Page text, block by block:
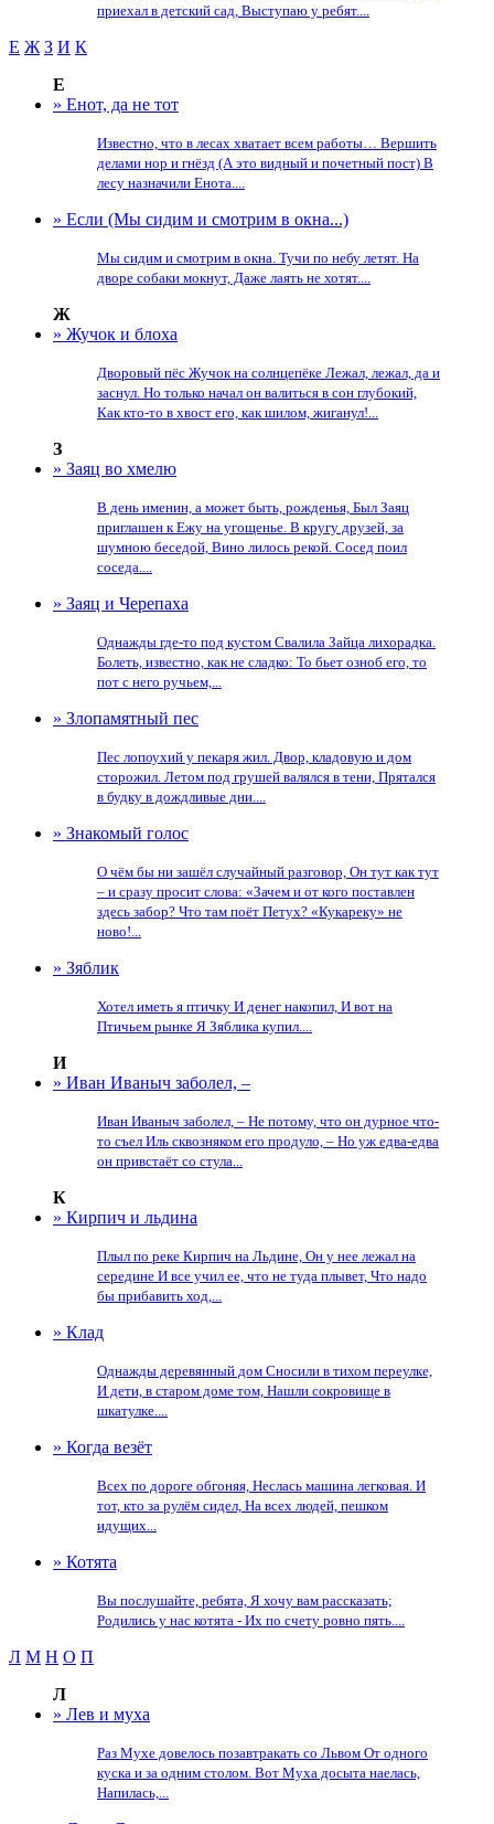
приехал в детский сад, Выступаю у ребят....
Е Ж З И К
Е
» Енот, да не тот
Известно, что в лесах хватает всем работы… Вершить
делами нор и гнёзд (А это видный и почетный пост) В
лесу назначили Енота....
» Если (Мы сидим и смотрим в окна...)
Мы сидим и смотрим в окна. Тучи по небу летят. На
дворе собаки мокнут, Даже лаять не хотят....
Ж
» Жучок и блоха
Дворовый пёс Жучок на солнцепёке Лежал, лежал, да и
заснул. Но только начал он валиться в сон глубокий,
Как кто-то в хвост его, как шилом, жиганул!...
З
» Заяц во хмелю
В день именин, а может быть, рожденья, Был Заяц
приглашен к Ежу на угощенье. В кругу друзей, за
шумною беседой, Вино лилось рекой. Сосед поил
соседа....
» Заяц и Черепаха
Однажды где-то под кустом Свалила Зайца лихорадка.
Болеть, известно, как не сладко: То бьет озноб его, то
пот с него ручьем,...
» Злопамятный пес
Пес лопоухий у пекаря жил. Двор, кладовую и дом
сторожил. Летом под грушей валялся в тени, Прятался
в будку в дождливые дни....
» Знакомый голос
О чём бы ни зашёл случайный разговор, Он тут как тут
– и сразу просит слова: «Зачем и от кого поставлен
здесь забор? Что там поёт Петух? «Кукареку» не
ново!...
» Зяблик
Хотел иметь я птичку И денег накопил, И вот на
Птичьем рынке Я Зяблика купил....
И
» Иван Иваныч заболел, –
Иван Иваныч заболел, – Не потому, что он дурное что-
то съел Иль сквозняком его продуло, – Но уж едва-едва
он привстаёт со стула...
К
» Кирпич и льдина
Плыл по реке Кирпич на Льдине, Он у нее лежал на
середине И все учил ее, что не туда плывет, Что надо
бы прибавить ход,...
» Клад
Однажды деревянный дом Сносили в тихом переулке,
И дети, в старом доме том, Нашли сокровище в
шкатулке....
» Когда везёт
Всех по дороге обгоняя, Неслась машина легковая. И
тот, кто за рулём сидел, На всех людей, пешком
идущих...
» Котята
Вы послушайте, ребята, Я хочу вам рассказать;
Родились у нас котята - Их по счету ровно пять....
Л М Н О П
Л
» Лев и муха
Раз Мухе довелось позавтракать со Львом От одного
куска и за одним столом. Вот Муха досыта наелась,
Напилась,...